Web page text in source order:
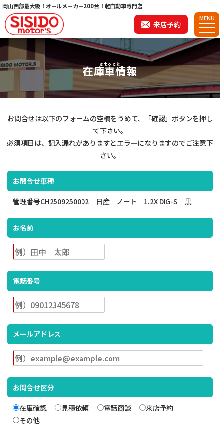
岡山西部最大級！オールメーカー200台！軽自動車専門店
来店予約
MENU
stock
在庫車情報
お問合せは以下のフォームの空欄をうめて、「確認」ボタンを押し
て下さい。
必須項目は、記入漏れがありますとエラーになりますのでご注意下
さい。
お問合せ車種
管理番号CH2509250002 日産 ノート 1.2X DIG-S 黒
お名前
電話番号
メールアドレス
お問合せ区分
在庫確認 見積依頼 電話商談
来店予約
その他